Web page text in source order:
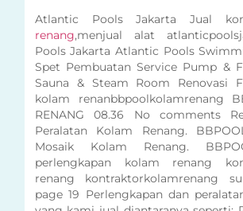
Atlantic Pools Jakarta Jual
renang,menjual alat
Pools Jakarta Atlantic Pools
Spet Pembuatan Service Pump &
Sauna & Steam Room Renovasi
kolam renanbbpoolkolamrenang
RENANG 08.36 No comments
Peralatan Kolam Renang.
Mosaik Kolam Renang.
perlengkapan kolam renang
renang kontraktorkolamrenang
page 19 Perlengkapan dan